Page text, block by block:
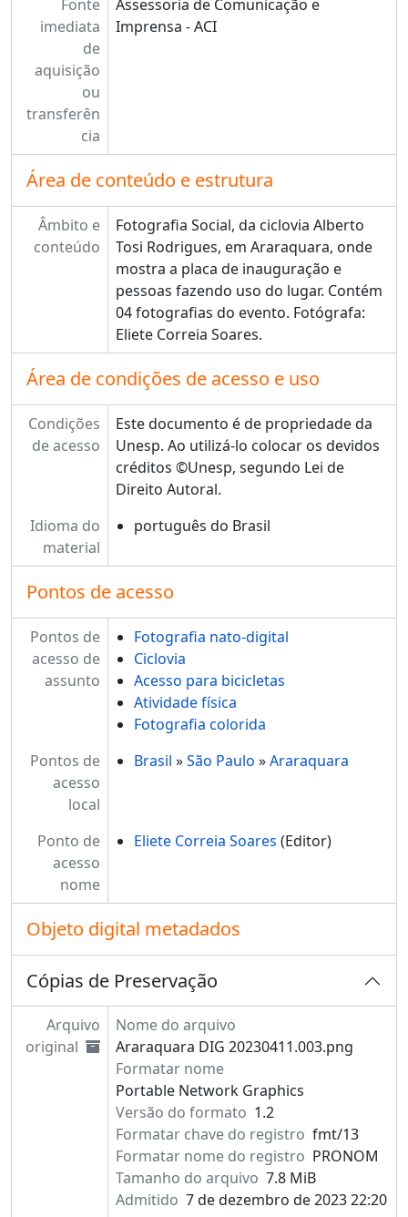
Fonte
imediata
de
aquisição
ou
transferên
cia
Assessoria de Comunicação e
Imprensa - ACI
Área de conteúdo e estrutura
Âmbito e
conteúdo
Fotografia Social, da ciclovia Alberto
Tosi Rodrigues, em Araraquara, onde
mostra a placa de inauguração e
pessoas fazendo uso do lugar. Contém
04 fotografias do evento. Fotógrafa:
Eliete Correia Soares.
Área de condições de acesso e uso
Condições
de acesso
Este documento é de propriedade da
Unesp. Ao utilizá-lo colocar os devidos
créditos ©Unesp, segundo Lei de
Direito Autoral.
Idioma do
material
português do Brasil
Pontos de acesso
Pontos de
acesso de
assunto
Fotografia nato-digital
Ciclovia
Acesso para bicicletas
Atividade física
Fotografia colorida
Pontos de
acesso
local
Brasil »São Paulo »Araraquara
Ponto de
acesso
nome
Eliete Correia Soares (Editor)
Objeto digital metadados
Cópias de Preservação
Arquivo
original
Nome do arquivo
Araraquara DIG 20230411.003.png
Formatar nome
Portable Network Graphics
Versão do formato 1.2
Formatar chave do registro fmt/13
Formatar nome do registro PRONOM
Tamanho do arquivo 7.8 MiB
Admitido 7 de dezembro de 2023 22:20